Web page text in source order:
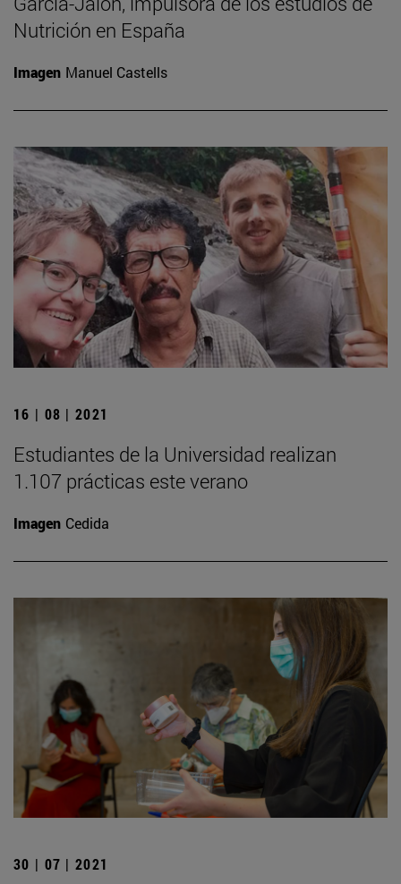
Nutrición en España
Imagen Manuel Castells
16 | 08 | 2021
Estudiantes de la Universidad realizan
1.107 prácticas este verano
Imagen Cedida
30 | 07 | 2021